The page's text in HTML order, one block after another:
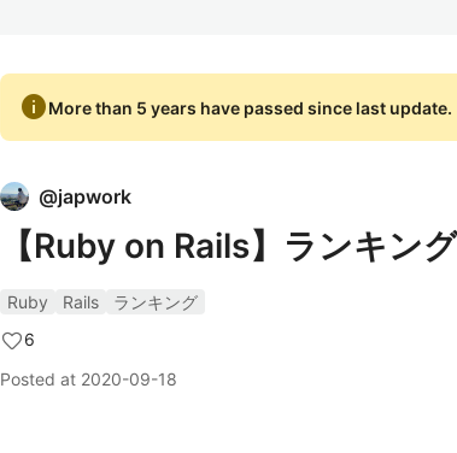
infoMore than 5 years have passed since last update.
@japwork
【Ruby on Rails】ランキン
Ruby Rails
ランキング
6
Posted at 2020-09-18